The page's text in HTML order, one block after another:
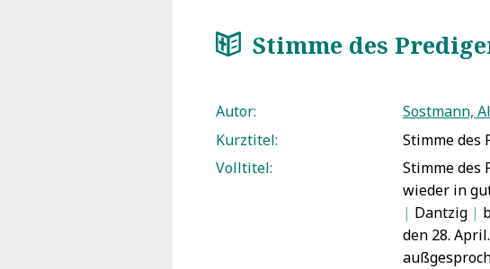
a Stimme des
Autor:
Sostmann,
Kurztitel:
Stimme des
Volltitel:
Stimme des
wieder in
| Dantzig |
den 28.